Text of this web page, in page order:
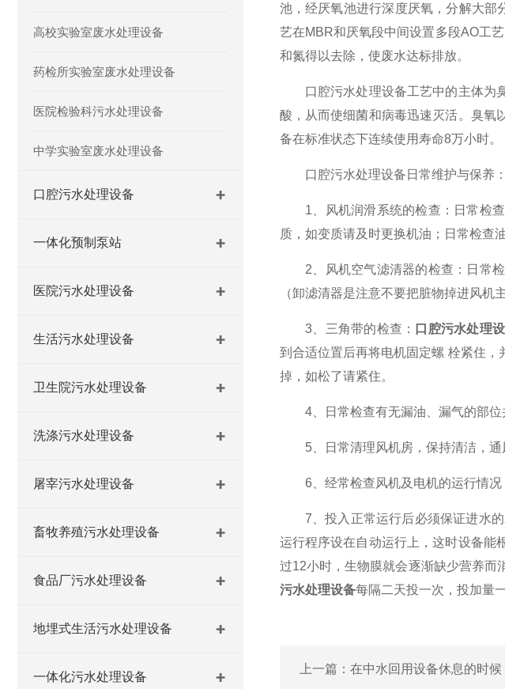
高校实验室废水处理设备
药检所实验室废水处理设备
医院检验科污水处理设备
中学实验室废水处理设备
口腔污水处理设备
一体化预制泵站
医院污水处理设备
生活污水处理设备
卫生院污水处理设备
洗涤污水处理设备
屠宰污水处理设备
畜牧养殖污水处理设备
食品厂污水处理设备
地埋式生活污水处理设备
一体化污水处理设备
池，经厌氧池进行深度厌氧，分解大部
艺在MBR和厌氧段中间设置多段AO工
和氮得以去除，使废水达标排放。
口腔污水处理设备工艺中的主体为臭
酸，从而使细菌和病毒迅速灭活。臭氧
备在标准状态下连续使用寿命8万小时。
口腔污水处理设备日常维护与保养：
1、风机润滑系统的检查：日常检查
质，如变质请及时更换机油；日常检查
2、风机空气滤清器的检查：日常检
（卸滤清器是注意不要把脏物掉进风机主
3、三角带的检查： 口腔污水处理
到合适位置后再将电机固定螺 栓紧住
掉，如松了请紧住。
4、日常检查有无漏油、漏气的部位
5、日常清理风机房，保持清洁，通
6、经常检查风机及电机的运行情况
7、投入正常运行后必须保证进水的
运行程序设在自动运行上，这时设备能
过12小时，生物膜就会逐渐缺少营养而
污水处理设备每隔二天投一次，投加量
上一篇： 在中水回用设备休息的时